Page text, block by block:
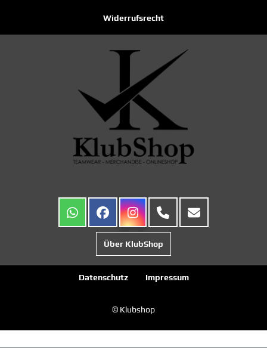
Widerrufsrecht
Über KlubShop
Datenschutz Impressum
© Klubshop